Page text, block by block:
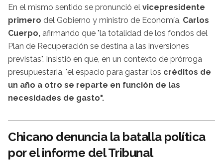
En el mismo sentido se pronunció el vicepresidente
primero del Gobierno y ministro de Economía, Carlos
Cuerpo, afirmando que "la totalidad de los fondos del
Plan de Recuperación se destina a las inversiones
previstas". Insistió en que, en un contexto de prórroga
presupuestaria, "el espacio para gastar los créditos de
un año a otro se reparte en función de las
necesidades de gasto".
Chicano denuncia la batalla política
por el informe del Tribunal